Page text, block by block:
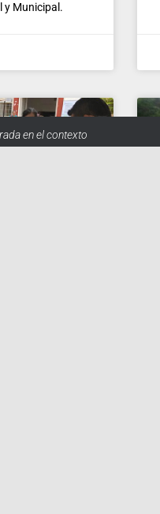
y Municipal.
en el contexto